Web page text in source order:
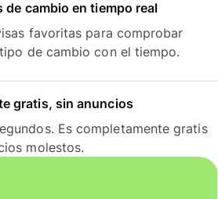
de cambio en tiempo real
favoritas para comprobar
de cambio con el tiempo.
gratis, sin anuncios
Es completamente gratis
molestos.